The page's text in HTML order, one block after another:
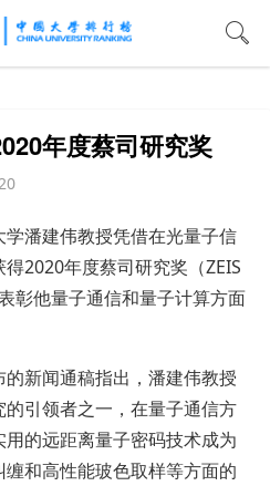
年度蔡司研究奖
潘建伟教授凭借在光量子信
2020年度蔡司研究奖（ZEIS
彰他量子通信和量子计算方面
新闻通稿指出，潘建伟教授
引领者之一，在量子通信方
的远距离量子密码技术成为
和高性能玻色取样等方面的